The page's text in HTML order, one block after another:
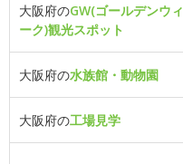
大阪府のGW(ゴールデンウィ
ーク)観光スポット
大阪府の水族館・動物園
大阪府の工場見学